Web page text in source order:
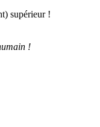
supérieur !
!